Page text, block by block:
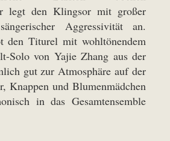
legt den Klingsor mit großer
Aggressivität an.
den Titurel mit wohltönendem
Solo von Yajie Zhang aus der
gut zur Atmosphäre auf der
Knappen und Blumenmädchen
in das Gesamtensemble